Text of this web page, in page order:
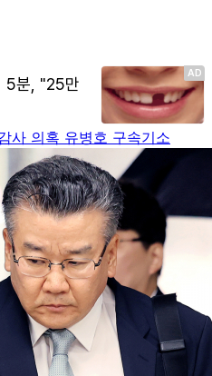
사 의혹 유병호 구속기소